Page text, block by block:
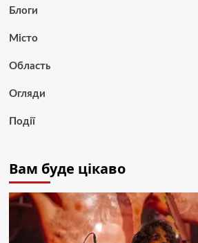
Блоги
Місто
Область
Огляди
Події
Вам буде цікаво